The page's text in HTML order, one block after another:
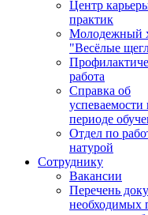
Центр
практик
Молодежный
"Весёлые
работа
Справка об
успеваемости
периоде
Отдел по
натурой
Сотруднику
Вакансии
Перечень
необходимых